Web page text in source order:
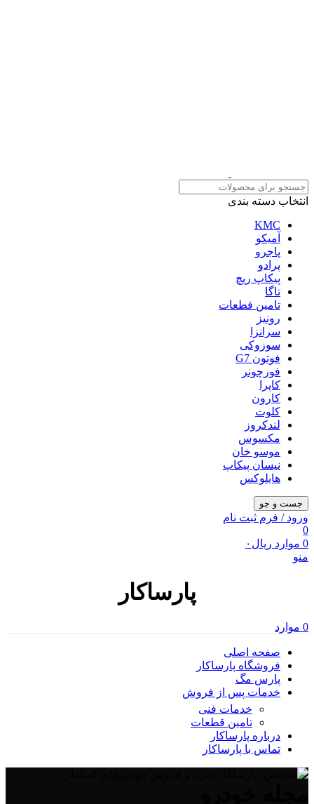
انتخاب دسته بندی
KMC
آمیکو
پاجرو
پرادو
پیکاپ ریچ
تاگا
تامین قطعات
رونیز
سرانزا
سوزوکی
فوتون G7
فورچونر
کاپرا
کارون
کلوت
لندکروز
مکسوس
موسو خان
نیسان پیکاپ
هایلوکس
جست و جو
ورود / فرم ثبت نام
0
0 موارد ریال ۰
منو
پارساکار
0 موارد
صفحه اصلی
فروشگاه پارساکار
پارس مگ
خدمات پس از فروش
خدمات فنی
تامین قطعات
درباره پارساکار
تماس با پارساکار